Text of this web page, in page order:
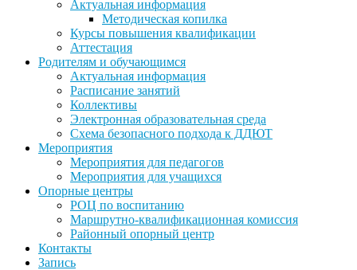
Актуальная информация
Методическая копилка
Курсы повышения квалификации
Аттестация
Родителям и обучающимся
Актуальная информация
Расписание занятий
Коллективы
Электронная образовательная среда
Схема безопасного подхода к ДДЮТ
Мероприятия
Мероприятия для педагогов
Мероприятия для учащихся
Опорные центры
РОЦ по воспитанию
Маршрутно-квалификационная комиссия
Районный опорный центр
Контакты
Запись